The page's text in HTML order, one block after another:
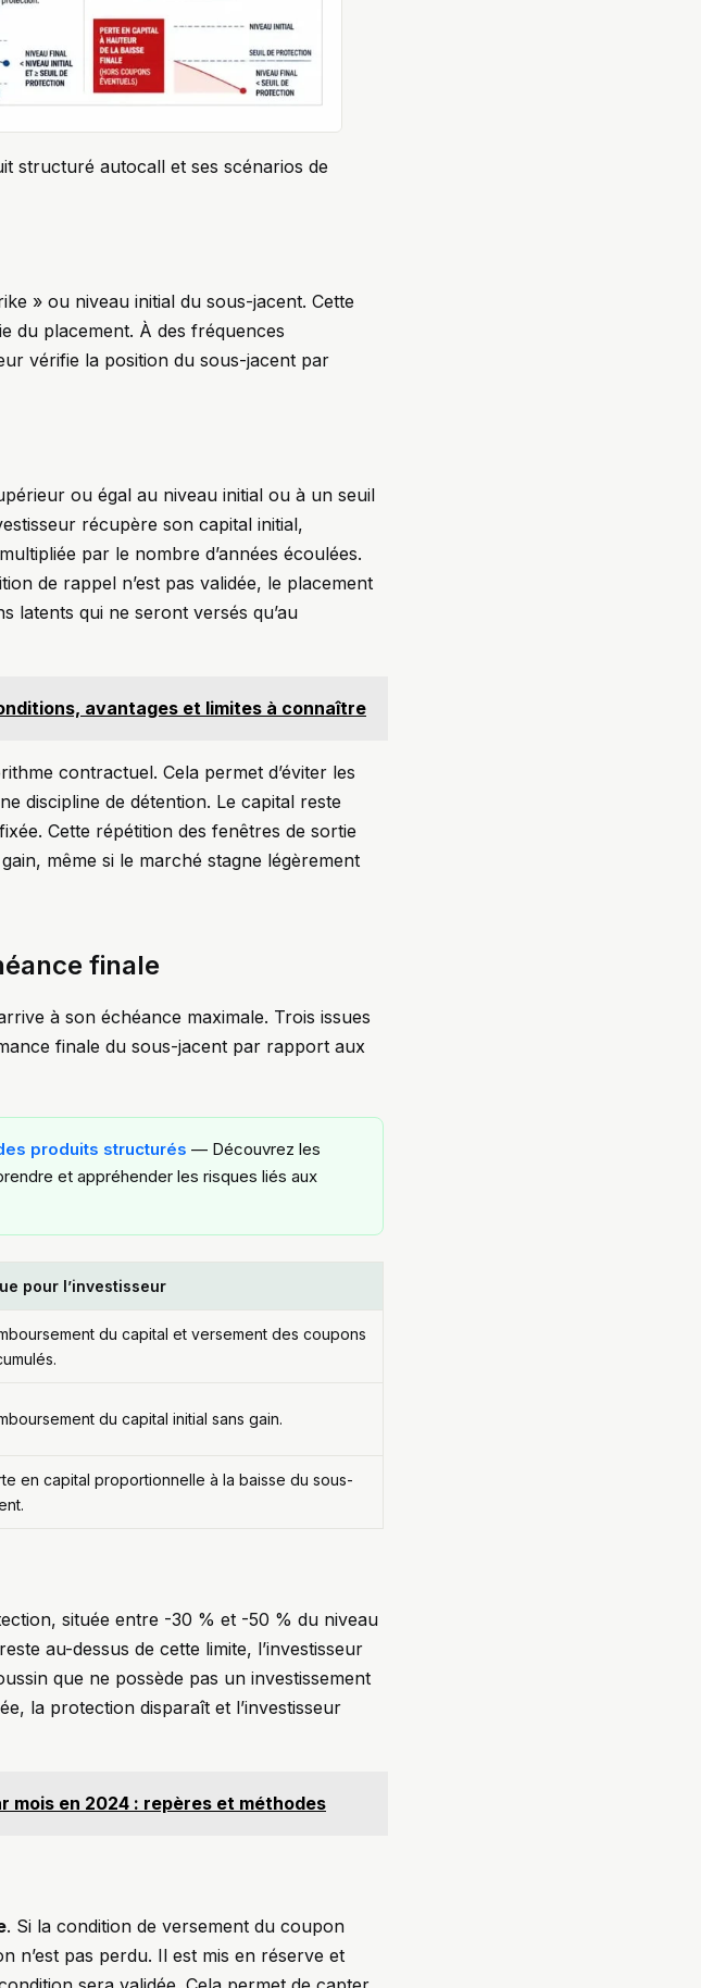
structuré autocall et ses scénarios de
» ou niveau initial du sous-jacent. Cette
du placement. À des fréquences
vérifie la position du sous-jacent par
ou égal au niveau initial ou à un seuil
récupère son capital initial,
par le nombre d’années écoulées.
de rappel n’est pas validée, le placement
latents qui ne seront versés qu’au
avantages et limites à connaître
contractuel. Cela permet d’éviter les
discipline de détention. Le capital reste
Cette répétition des fenêtres de sortie
même si le marché stagne légèrement
finale
à son échéance maximale. Trois issues
finale du sous-jacent par rapport aux
produits structurés — Découvrez les
et appréhender les risques liés aux
pour l’investisseur
du capital et versement des coupons
du capital initial sans gain.
en capital proportionnelle à la baisse du sous-
située entre -30 % et -50 % du niveau
au-dessus de cette limite, l’investisseur
que ne possède pas un investissement
la protection disparaît et l’investisseur
mois en 2024 : repères et méthodes
. Si la condition de versement du coupon
n’est pas perdu. Il est mis en réserve et